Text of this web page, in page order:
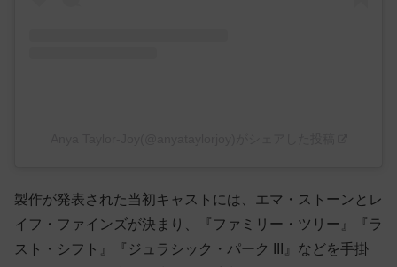
製作が発表された当初キャストには、エマ・ストーンとレ
イフ・ファインズが決まり、『ファミリー・ツリー』『ラ
スト・シフト』『ジュラシック・パーク III』などを手掛